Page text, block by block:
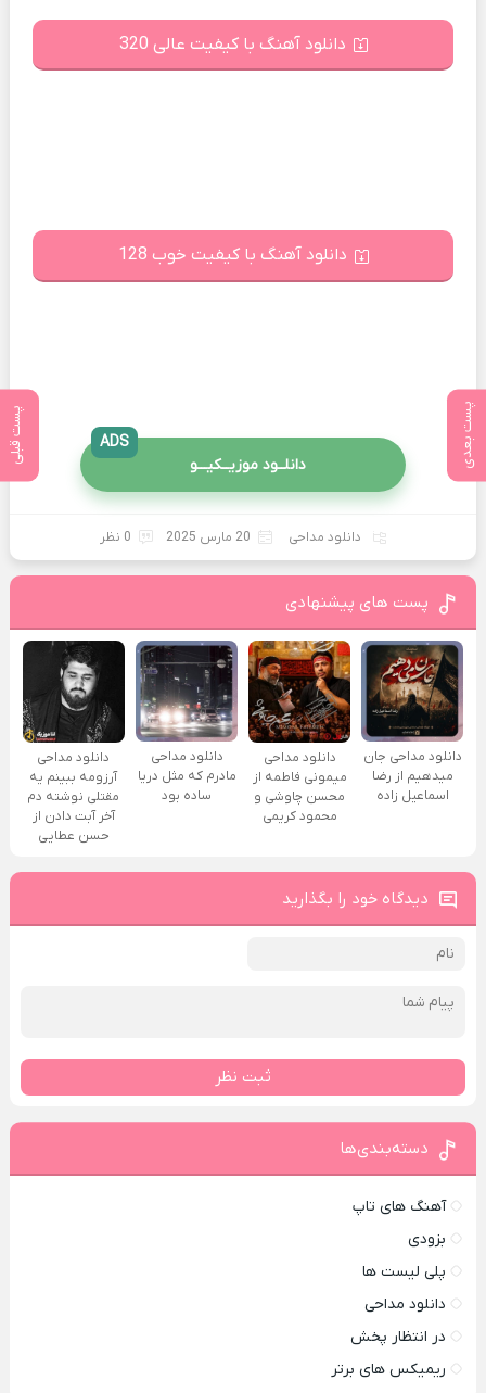
پست بعدی پست قبلی
دانلود آهنگ با کیفیت عالی 320
دانلود آهنگ با کیفیت خوب 128
دانلــود موزیــکیـــو
ADS
دانلود مداحی 20 مارس 2025 0 نظر
پست های پیشنهادی
دانلود مداحی جان
میدهیم از رضا
اسماعیل زاده
دانلود مداحی
میمونی فاطمه از
محسن چاوشی و
محمود کریمی
دانلود مداحی
مادرم که مثل دریا
ساده بود
دانلود مداحی
آرزومه ببینم یه
مقتلی نوشته دم
آخر آبت دادن از
حسن عطایی
دیدگاه خود را بگذارید
ثبت نظر
دسته‌بندی‌ها
آهنگ های تاپ
بزودی
پلی لیست ها
دانلود مداحی
در انتظار پخش
ریمیکس های برتر